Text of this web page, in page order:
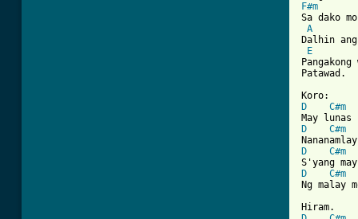
F#m
Sa dako
A
Dalhin
E
Pangakong
D
C#m
D
C#m
D
C#m
D
C#m
Ng malay